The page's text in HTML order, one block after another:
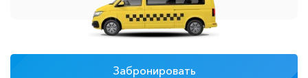
Забронировать